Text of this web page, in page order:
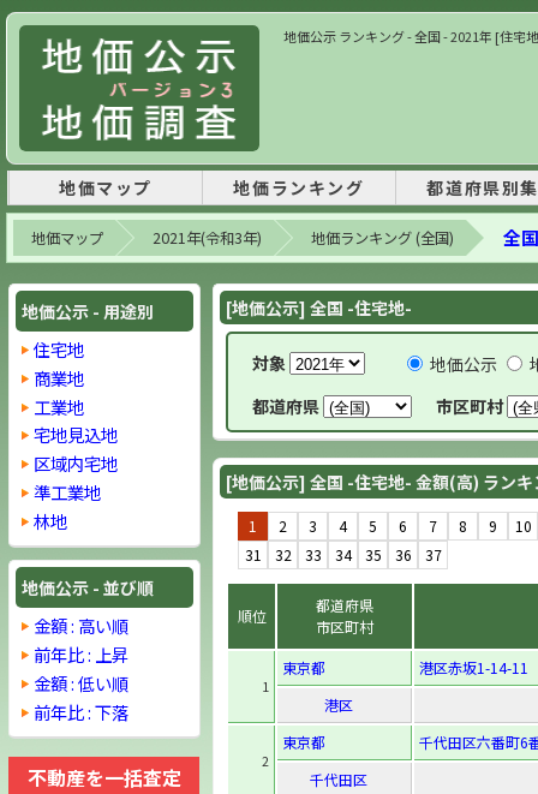
地価公示 ランキング - 全国 - 2021年 [住宅
地価マップ 地価ランキング 都道府県別
地価マップ 2021年(令和3年) 地価ランキング (全国) 全
地価公示 - 用途別
住宅地
商業地
工業地
宅地見込地
区域内宅地
準工業地
林地
地価公示 - 並び順
金額 : 高い順
前年比 : 上昇
金額 : 低い順
前年比 : 下落
不動産を一括査定
[地価公示] 全国 -住宅地-
対象 地価公示
都道府県
市区町村
[地価公示] 全国 -住宅地- 金額(高) ラン
1 2 3 4 5 6 7 8 9
10
31
32 33 34 35 36 37
順位
都道府県
市区町村
1
東京都
港区赤坂1-14-11
港区
2
東京都
千代田区六番町6
千代田区